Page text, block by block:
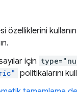
özelliklerini
için
politikalarını